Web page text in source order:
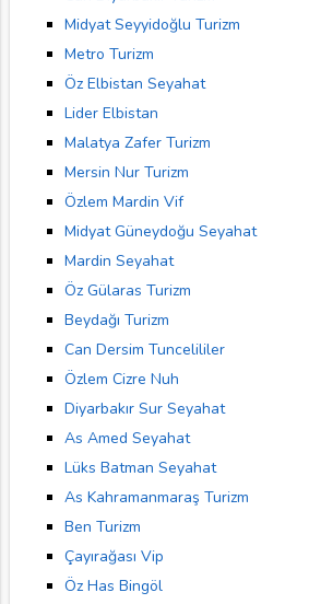
Midyat Seyyidoğlu Turizm
Metro Turizm
Öz Elbistan Seyahat
Lider Elbistan
Malatya Zafer Turizm
Mersin Nur Turizm
Özlem Mardin Vif
Midyat Güneydoğu Seyahat
Mardin Seyahat
Öz Gülaras Turizm
Beydağı Turizm
Can Dersim Tuncelililer
Özlem Cizre Nuh
Diyarbakır Sur Seyahat
As Amed Seyahat
Lüks Batman Seyahat
As Kahramanmaraş Turizm
Ben Turizm
Çayırağası Vip
Öz Has Bingöl